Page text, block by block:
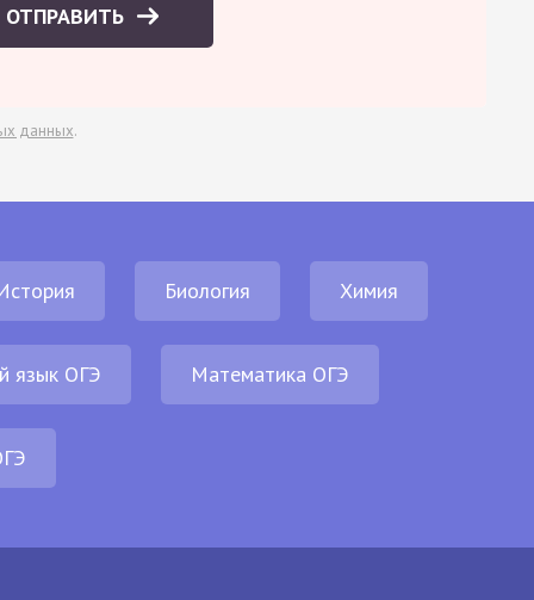
ОТПРАВИТЬ
данных.
Биология Химия
язык ОГЭ Математика ОГЭ